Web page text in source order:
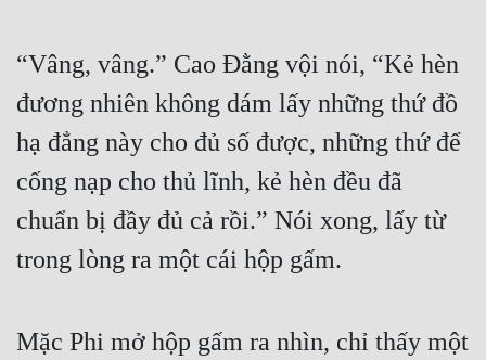
Điềm Đạm
“Vâng, vâng.” Cao Đằng vội nói, “Kẻ hèn
đương nhiên không dám lấy những thứ đồ
hạ đẳng này cho đủ số được, những thứ để
cống nạp cho thủ lĩnh, kẻ hèn đều đã
chuẩn bị đầy đủ cả rồi.” Nói xong, lấy từ
trong lòng ra một cái hộp gấm.
Mặc Phi mở hộp gấm ra nhìn, chỉ thấy một